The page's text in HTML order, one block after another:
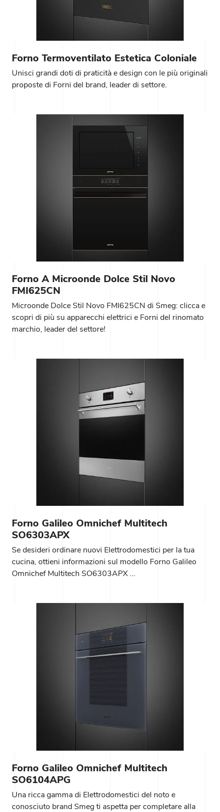
Forno Termoventilato Estetica Coloniale
Unisci grandi doti di praticità e design con le più originali
proposte di Forni del brand, leader di settore.
Forno A Microonde Dolce Stil Novo
FMI625CN
Microonde Dolce Stil Novo FMI625CN di Smeg: clicca e
scopri di più su apparecchi elettrici e Forni del rinomato
marchio, leader del settore!
Forno Galileo Omnichef Multitech
SO6303APX
Se desideri ordinare nuovi Elettrodomestici per la tua
cucina, ottieni informazioni sul modello Forno Galileo
Omnichef Multitech SO6303APX ...
Forno Galileo Omnichef Multitech
SO6104APG
Una ricca gamma di Elettrodomestici del noto e
conosciuto brand Smeg ti aspetta per completare alla